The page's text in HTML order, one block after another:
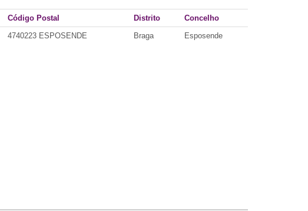
Código Postal Distrito
Concelho
4740223 ESPOSENDE Braga Esposende